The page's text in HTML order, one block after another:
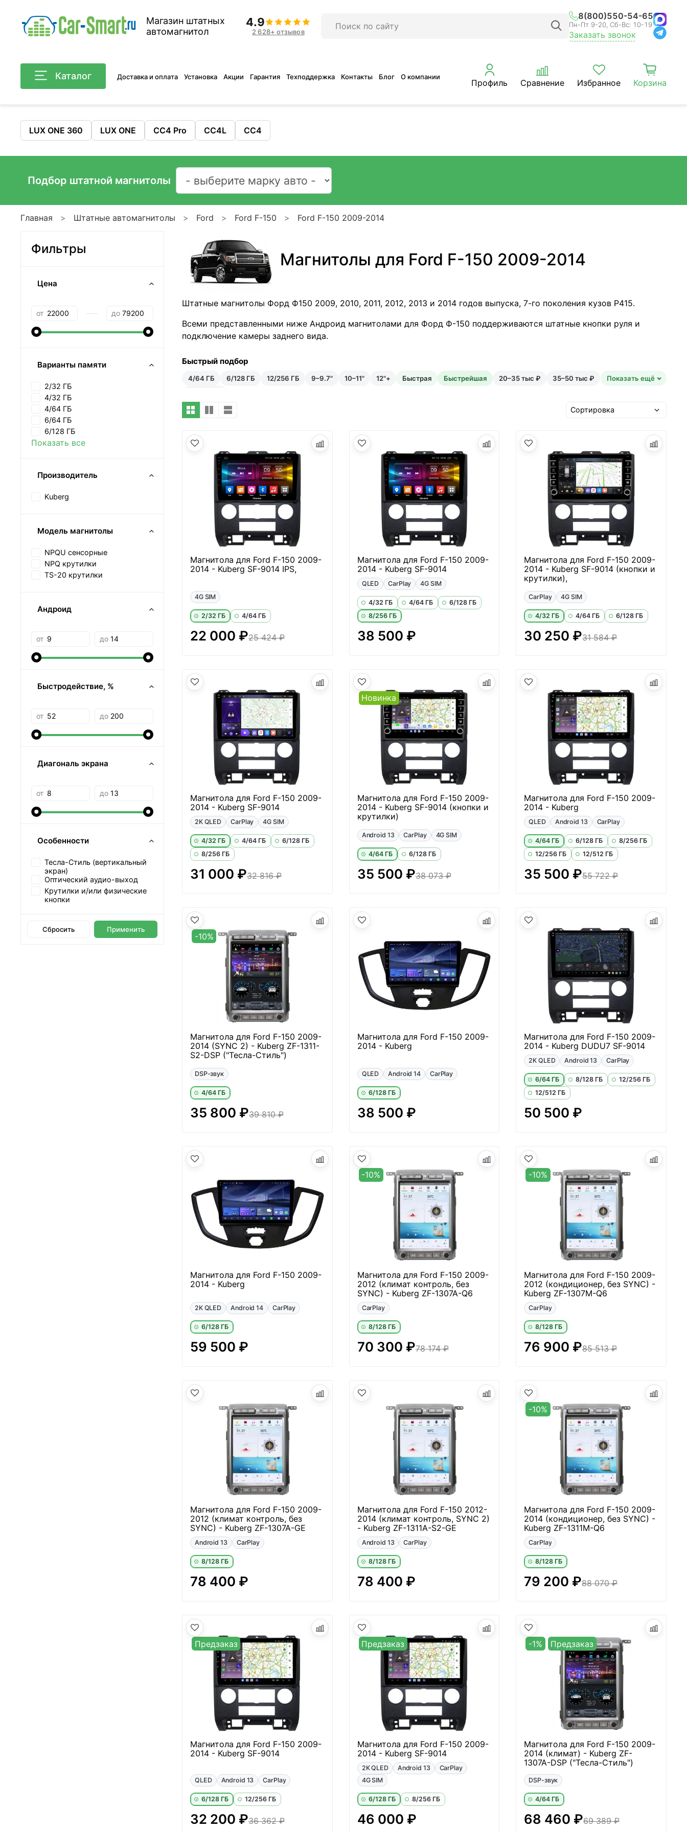
Магазин штатных
автомагнитол
4.9
2 628+ отзывов
8(800)550-54-65
Пн-Пт 9-20, Сб-Вс: 10-19
Заказать звонок
Каталог Доставка и оплата Установка Акции Гарантия Техподдержка Контакты Блог О компании
Профиль Сравнение Избранное Корзина
LUX ONE 360 LUX ONE CC4 Pro CC4L CC4
Подбор штатной магнитолы
Главная Штатные автомагнитолы Ford Ford F-150 Ford F-150 2009-2014
Магнитолы для Ford F-150 2009-2014
Штатные магнитолы Форд Ф150 2009, 2010, 2011, 2012, 2013 и 2014 годов выпуска, 7-го поколения кузов P415.
Всеми представленными ниже Андроид магнитолами для Форд Ф-150 поддерживаются штатные кнопки руля и
подключение камеры заднего вида.
Быстрый подбор
4/64 ГБ 6/128 ГБ 12/256 ГБ 9–9.7" 10–11" 12"+ Быстрая Быстрейшая 20–35 тыс ₽
35–50 тыс ₽
Показать ещё
Магнитола для Ford F-150 2009-
2014 - Kuberg SF-9014 IPS,
4G SIM
2/32 ГБ 4/64 ГБ
22 000 ₽25 424 ₽
Магнитола для Ford F-150 2009-
2014 - Kuberg SF-9014
QLED CarPlay 4G SIM
4/32 ГБ 4/64 ГБ
6/128 ГБ
8/256 ГБ
38 500 ₽
Магнитола для Ford F-150 2009-
2014 - Kuberg SF-9014 (кнопки и
крутилки),
CarPlay 4G SIM
4/32 ГБ 4/64 ГБ 6/128 ГБ
30 250 ₽31 584 ₽
Магнитола для Ford F-150 2009-
2014 - Kuberg SF-9014
2K QLED CarPlay 4G SIM
4/32 ГБ 4/64 ГБ
6/128 ГБ
8/256 ГБ
31 000 ₽32 816 ₽
Новинка
Магнитола для Ford F-150 2009-
2014 - Kuberg SF-9014 (кнопки и
крутилки)
Android 13 CarPlay 4G SIM
4/64 ГБ 6/128 ГБ
35 500 ₽38 073 ₽
Магнитола для Ford F-150 2009-
2014 - Kuberg
QLED Android 13 CarPlay
4/64 ГБ 6/128 ГБ
8/256 ГБ
12/256 ГБ
12/512 ГБ
35 500 ₽55 722 ₽
-10%
Магнитола для Ford F-150 2009-
2014 (SYNC 2) - Kuberg ZF-1311-
S2-DSP ("Тесла-Стиль")
DSP-звук
4/64 ГБ
39 810 ₽
35 800 ₽
Магнитола для Ford F-150 2009-
2014 - Kuberg
QLED Android 14 CarPlay
6/128 ГБ
38 500 ₽
Магнитола для Ford F-150 2009-
2014 - Kuberg DUDU7 SF-9014
2K QLED Android 13 CarPlay
6/64 ГБ 8/128 ГБ
12/256 ГБ
12/512 ГБ
50 500 ₽
Магнитола для Ford F-150 2009-
2014 - Kuberg
2K QLED Android 14 CarPlay
6/128 ГБ
59 500 ₽
-10%
Магнитола для Ford F-150 2009-
2012 (климат контроль, без
SYNC) - Kuberg ZF-1307A-Q6
CarPlay
8/128 ГБ
78 174 ₽
70 300 ₽
-10%
Магнитола для Ford F-150 2009-
2012 (кондиционер, без SYNC) -
Kuberg ZF-1307M-Q6
CarPlay
8/128 ГБ
85 513 ₽
76 900 ₽
Магнитола для Ford F-150 2009-
2012 (климат контроль, без
SYNC) - Kuberg ZF-1307A-GE
Android 13 CarPlay
8/128 ГБ
78 400 ₽
Магнитола для Ford F-150 2012-
2014 (климат контроль, SYNC 2)
- Kuberg ZF-1311A-S2-GE
Android 13 CarPlay
8/128 ГБ
78 400 ₽
-10%
Магнитола для Ford F-150 2009-
2014 (кондиционер, без SYNC) -
Kuberg ZF-1311M-Q6
CarPlay
8/128 ГБ
88 070 ₽
79 200 ₽
Предзаказ
Магнитола для Ford F-150 2009-
2014 - Kuberg SF-9014
QLED Android 13 CarPlay
6/128 ГБ 12/256 ГБ
32 200 ₽36 362 ₽
Предзаказ
Магнитола для Ford F-150 2009-
2014 - Kuberg SF-9014
2K QLED Android 13
CarPlay
4G SIM
6/128 ГБ 8/256 ГБ
46 000 ₽
-1% Предзаказ
Магнитола для Ford F-150 2009-
2014 (климат) - Kuberg ZF-
1307A-DSP ("Тесла-Стиль")
DSP-звук
4/64 ГБ
69 389 ₽
68 460 ₽
Фильтры
Цена
от до
Варианты памяти
2/32 ГБ
4/32 ГБ
4/64 ГБ
6/64 ГБ
6/128 ГБ
Показать все
Производитель
Kuberg
Модель магнитолы
NPQU сенсорные
NPQ крутилки
TS-20 крутилки
Андроид
от до
Быстродействие, %
от до
Диагональ экрана
от до
Особенности
Тесла-Стиль (вертикальный
экран)
Оптический аудио-выход
Крутилки и/или физические
кнопки
Сбросить Применить